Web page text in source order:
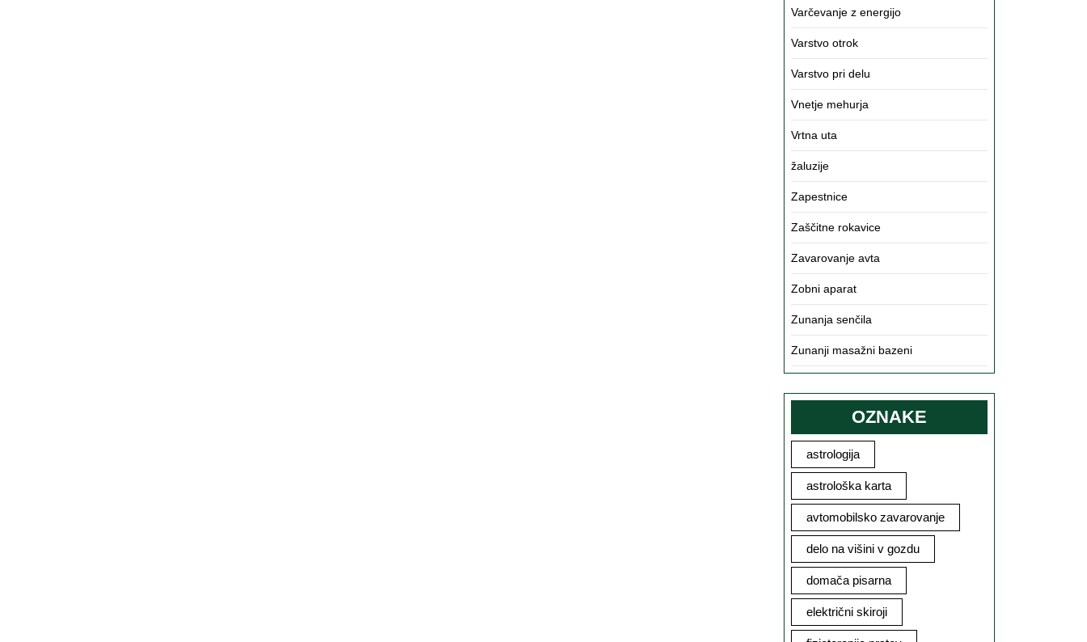
Varčevanje z energijo
Varstvo otrok
Varstvo pri delu
Vnetje mehurja
Vrtna uta
žaluzije
Zapestnice
Zaščitne rokavice
Zavarovanje avta
Zobni aparat
Zunanja senčila
Zunanji masažni bazeni
OZNAKE
astrologija
astrološka karta
avtomobilsko zavarovanje
delo na višini v gozdu
domača pisarna
električni skiroji